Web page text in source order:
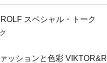
スペシャル・トーク
ァッションと色彩